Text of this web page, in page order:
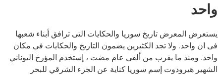
واحد
يستعرض المعرض تاريخ سوريا والحكايات التى ترافق أبناء شعبها
فى ان واحد. ولا تجد الكثيرين يضمون التاريخ والحكايات في مكان
واحد. ومنذ ما يقرب من ألفى عام مضت ، إستخدم المؤرخ اليوناني
الشهير هيرودوت إسم سوريا كناية عن الجزء الشرقي للبحر